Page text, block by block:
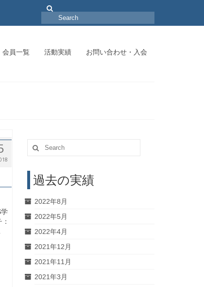
Search
for:
会員一覧 活動実績 お問い合わせ・入会
Search
for:
過去の実績
2022年8月
2022年5月
2022年4月
2021年12月
2021年11月
2021年3月